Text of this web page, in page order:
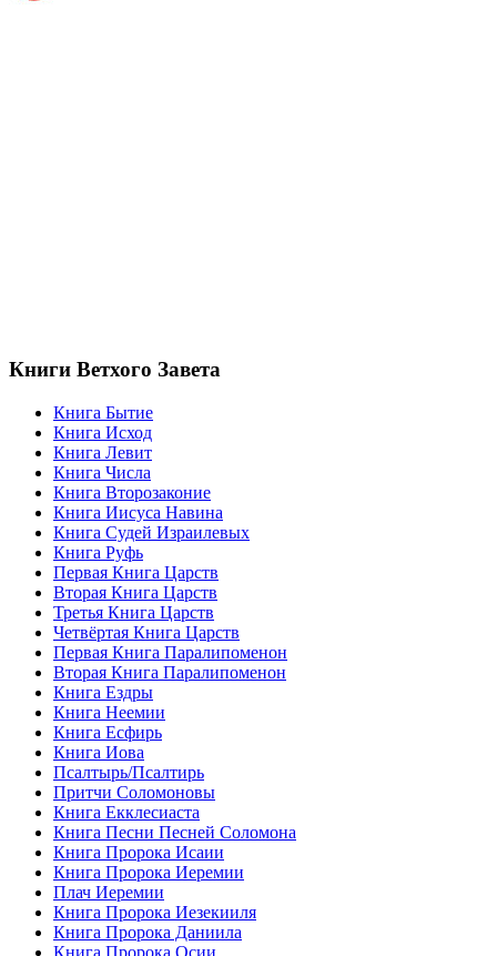
Книги Ветхого Завета
Книга Бытие
Книга Исход
Книга Левит
Книга Числа
Книга Второзаконие
Книга Иисуса Навина
Книга Судей Израилевых
Книга Руфь
Первая Книга Царств
Вторая Книга Царств
Третья Книга Царств
Четвёртая Книга Царств
Первая Книга Паралипоменон
Вторая Книга Паралипоменон
Книга Ездры
Книга Неемии
Книга Есфирь
Книга Иова
Псалтырь/Псалтирь
Притчи Соломоновы
Книга Екклесиаста
Книга Песни Песней Соломона
Книга Пророка Исаии
Книга Пророка Иеремии
Плач Иеремии
Книга Пророка Иезекииля
Книга Пророка Даниила
Книга Пророка Осии